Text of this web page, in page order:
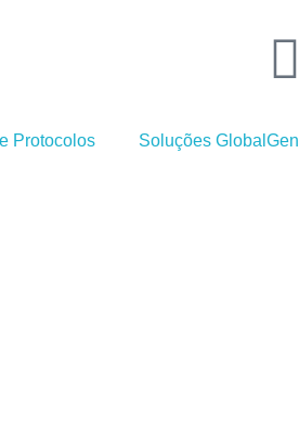
Protocolos Soluções GlobalGen